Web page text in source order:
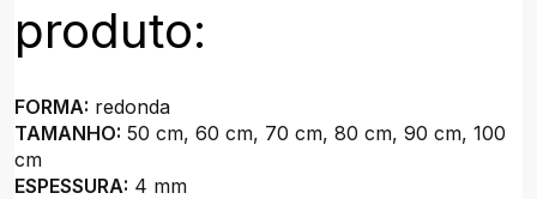
produto:
FORMA: redonda
TAMANHO: 50 cm, 60 cm, 70 cm, 80 cm, 90 cm, 100
cm
ESPESSURA: 4 mm